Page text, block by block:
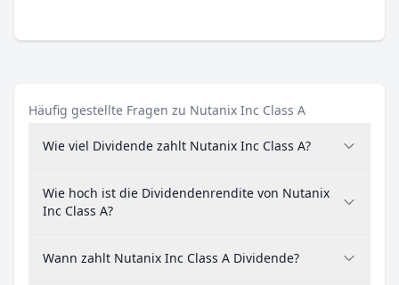
Häufig gestellte Fragen zu Nutanix Inc Class A
Wie viel Dividende zahlt Nutanix Inc Class A?
Wie hoch ist die Dividendenrendite von Nutanix
Inc Class A?
Wann zahlt Nutanix Inc Class A Dividende?